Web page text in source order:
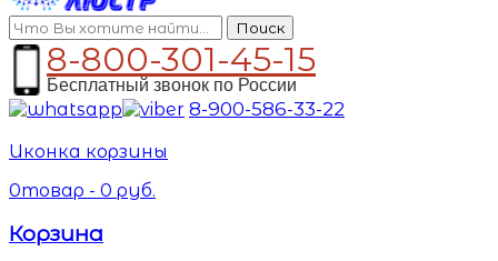
Поиск
8-800-301-45-15
Бесплатный звонок по России
8-900-586-33-22
Иконка корзины
0товар - 0 руб.
Корзина